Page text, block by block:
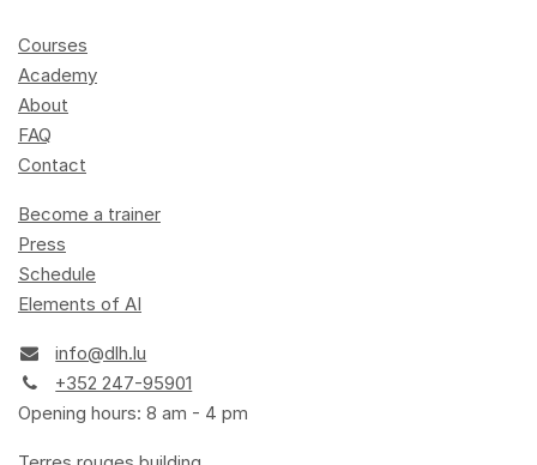
Courses
Academy
About
FAQ
Contact
Become a trainer
Press
Schedule
Elements of AI
info@dlh.lu
+352 247-95901
Opening hours: 8 am - 4 pm